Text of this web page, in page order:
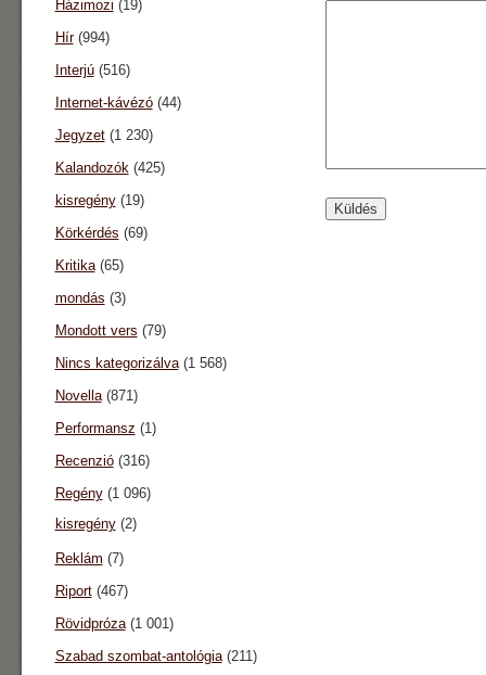
Házimozi (19)
Hír(994)
Interjú(516)
Internet-kávézó(44)
Jegyzet(1 230)
Kalandozók(425)
kisregény(19)
Körkérdés (69)
Kritika(65)
mondás (3)
Mondott vers (79)
Nincs kategorizálva(1 568)
Novella(871)
Performansz (1)
Recenzió(316)
Regény(1 096)
kisregény(2)
Reklám (7)
Riport(467)
Rövidpróza(1 001)
Szabad szombat-antológia(211)